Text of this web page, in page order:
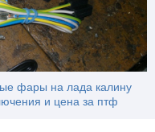
фары на лада калину
и цена за птф